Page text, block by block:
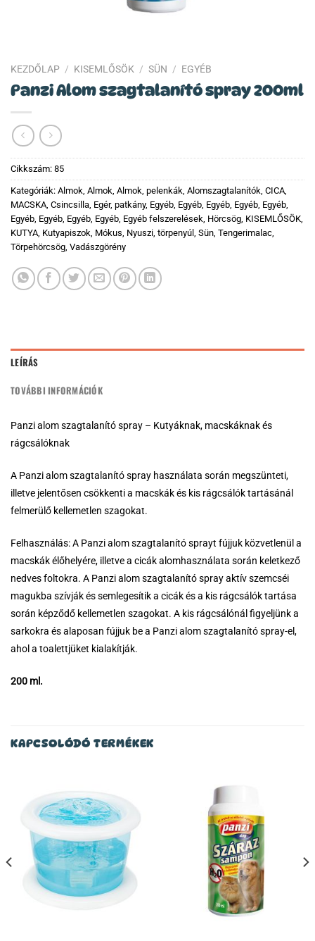
KEZDŐLAP / KISEMLŐSÖK / SÜN / EGYÉB
Panzi Alom szagtalanító spray 200ml
Cikkszám: 85
Kategóriák: Almok, Almok, Almok, pelenkák, Alomszagtalanítók, CICA,
MACSKA, Csincsilla, Egér, patkány, Egyéb, Egyéb, Egyéb, Egyéb, Egyéb,
Egyéb, Egyéb, Egyéb, Egyéb, Egyéb felszerelések, Hörcsög, KISEMLŐSÖK,
KUTYA, Kutyapiszok, Mókus, Nyuszi, törpenyúl , Sün, Tengerimalac,
Törpehörcsög, Vadászgörény
LEÍRÁS
TOVÁBBI INFORMÁCIÓK
Panzi alom szagtalanító spray – Kutyáknak, macskáknak és
rágcsálóknak
A Panzi alom szagtalanító spray használata során megszünteti,
illetve jelentősen csökkenti a macskák és kis rágcsálók tartásánál
felmerülő kellemetlen szagokat.
Felhasználás: A Panzi alom szagtalanító sprayt fújjuk közvetlenül a
macskák élőhelyére, illetve a cicák alomhasználata során keletkező
nedves foltokra. A Panzi alom szagtalanító spray aktív szemcséi
magukba szívják és semlegesítik a cicák és a kis rágcsálók tartása
során képződő kellemetlen szagokat. A kis rágcsálónál figyeljünk a
sarkokra és alaposan fújjuk be a Panzi alom szagtalanító spray-el,
ahol a toalettjüket kialakítják.
200 ml.
KAPCSOLÓDÓ TERMÉKEK